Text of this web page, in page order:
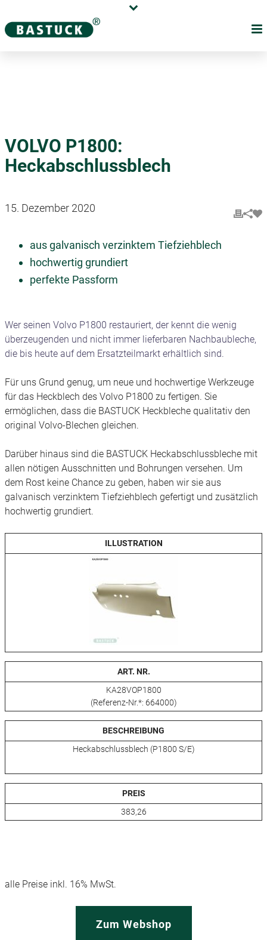
Händler
VOLVO P1800:
Heckabschlussblech
15. Dezember 2020
aus galvanisch verzinktem Tiefziehblech
hochwertig grundiert
perfekte Passform
Wer seinen Volvo P1800 restauriert, der kennt die wenig
überzeugenden und nicht immer lieferbaren Nachbaubleche,
die bis heute auf dem Ersatzteilmarkt erhältlich sind.
Für uns Grund genug, um neue und hochwertige Werkzeuge
für das Heckblech des Volvo P1800 zu fertigen. Sie
ermöglichen, dass die BASTUCK Heckbleche qualitativ den
original Volvo-Blechen gleichen.
Darüber hinaus sind die BASTUCK Heckabschlussbleche mit
allen nötigen Ausschnitten und Bohrungen versehen. Um
dem Rost keine Chance zu geben, haben wir sie aus
galvanisch verzinktem Tiefziehblech gefertigt und zusätzlich
hochwertig grundiert.
ILLUSTRATION
ART. NR.
KA28VOP1800
(Referenz-Nr.*: 664000)
BESCHREIBUNG
Heckabschlussblech (P1800 S/E)
PREIS
383,26
alle Preise inkl. 16% MwSt.
Zum Webshop